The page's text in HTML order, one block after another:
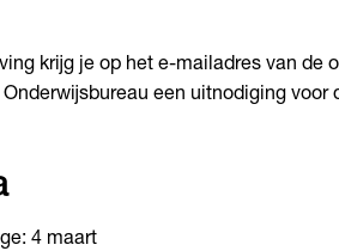
krijg je op het e-mailadres van de
een uitnodiging voor
4 maart